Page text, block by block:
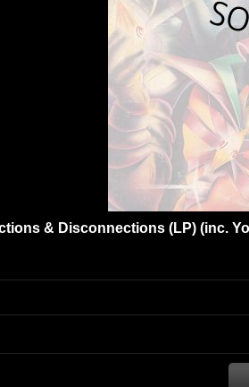
& Disconnections (LP) (inc.